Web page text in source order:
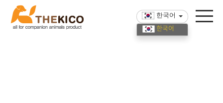
한국어
한국어